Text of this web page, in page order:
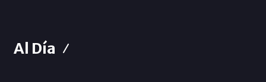
Al Día